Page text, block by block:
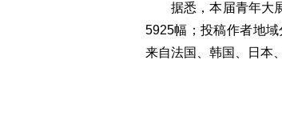
据悉，本届青年大
5925幅；投稿作者地
来自法国、韩国、日本